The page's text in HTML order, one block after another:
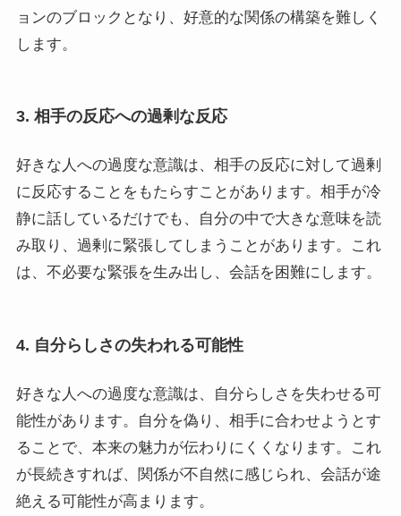
ョンのブロックとなり、好意的な関係の構築を難しく
します。
3. 相手の反応への過剰な反応
好きな人への過度な意識は、相手の反応に対して過剰
に反応することをもたらすことがあります。相手が冷
静に話しているだけでも、自分の中で大きな意味を読
み取り、過剰に緊張してしまうことがあります。これ
は、不必要な緊張を生み出し、会話を困難にします。
4. 自分らしさの失われる可能性
好きな人への過度な意識は、自分らしさを失わせる可
能性があります。自分を偽り、相手に合わせようとす
ることで、本来の魅力が伝わりにくくなります。これ
が長続きすれば、関係が不自然に感じられ、会話が途
絶える可能性が高まります。